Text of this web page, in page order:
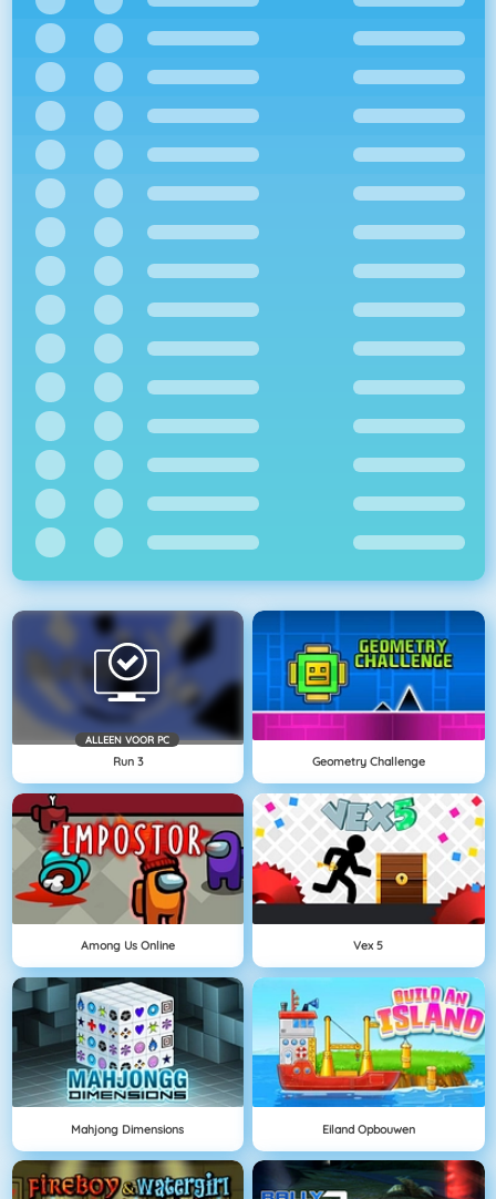
ALLEEN VOOR PC
Run 3 Geometry Challenge
Among Us Online Vex 5
Mahjong Dimensions Eiland Opbouwen